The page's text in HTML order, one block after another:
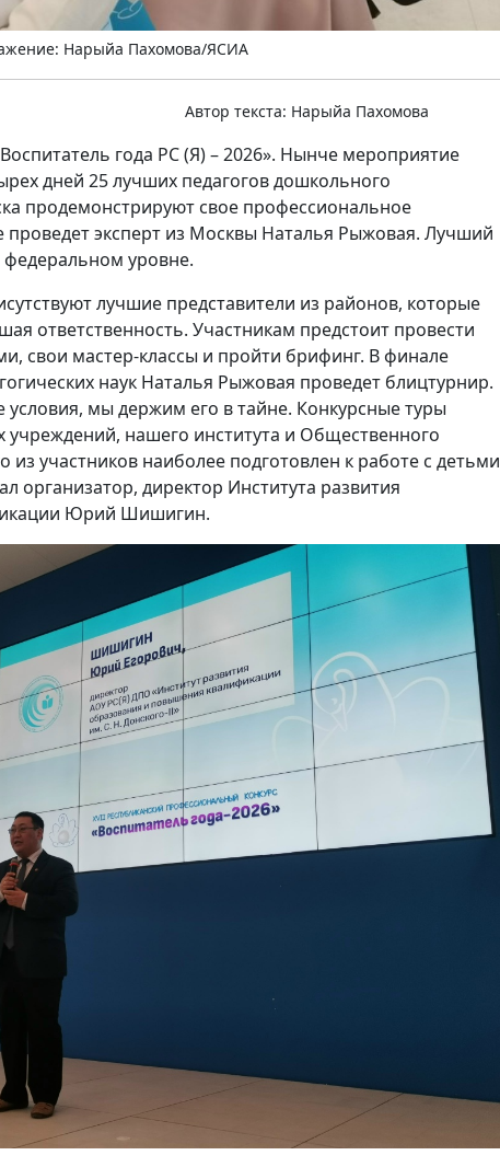
Нарыйа Пахомова/ЯСИА
Автор текста: Нарыйа Пахомова
года РС (Я) – 2026». Нынче мероприятие
дней 25 лучших педагогов дошкольного
продемонстрируют свое профессиональное
проведет эксперт из Москвы Наталья Рыжовая. Лучший
федеральном уровне.
лучшие представители из районов, которые
ответственность. Участникам предстоит провести
свои мастер-классы и пройти брифинг. В финале
наук Наталья Рыжовая проведет блицтурнир.
мы держим его в тайне. Конкурсные туры
нашего института и Общественного
из участников наиболее подготовлен к работе с детьми
организатор, директор Института развития
Юрий Шишигин.